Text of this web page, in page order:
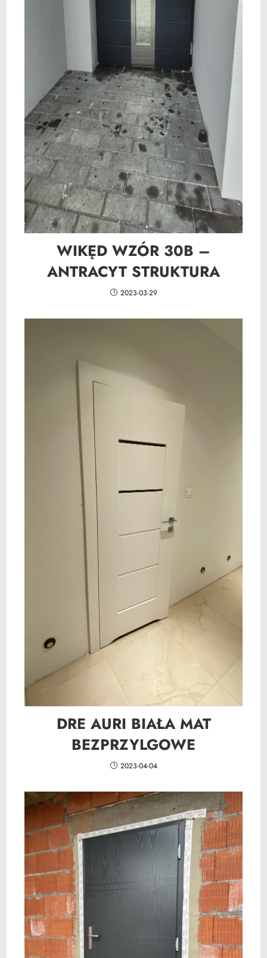
WIKĘD WZÓR 30B –
ANTRACYT STRUKTURA
2023-03-29
DRE AURI BIAŁA MAT
BEZPRZYLGOWE
2023-04-04